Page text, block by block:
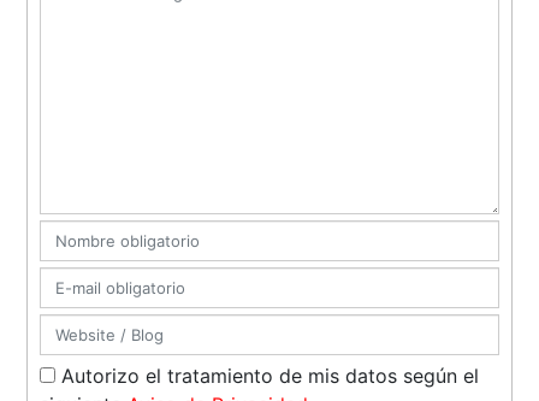
Autorizo el tratamiento de mis datos según el